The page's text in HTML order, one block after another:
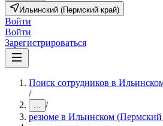
Ильинский (Пермский край)
Войти
Войти
Зарегистрироваться
Поиск сотрудников в
/
... /
резюме в Ильинском (Пермский